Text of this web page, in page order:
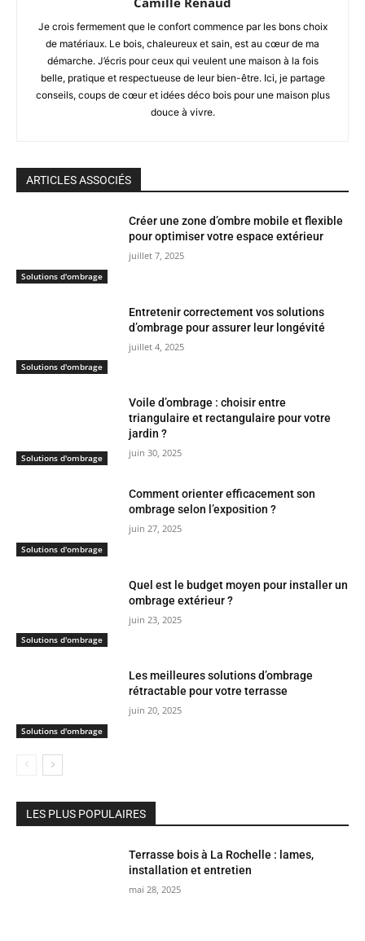
Je crois fermement que le confort commence par les bons choix
de matériaux. Le bois, chaleureux et sain, est au cœur de ma
démarche. J’écris pour ceux qui veulent une maison à la fois
belle, pratique et respectueuse de leur bien-être. Ici, je partage
conseils, coups de cœur et idées déco bois pour une maison plus
douce à vivre.
ARTICLES ASSOCIÉS
Solutions d'ombrage
Créer une zone d’ombre mobile et flexible
pour optimiser votre espace extérieur
juillet 7, 2025
Solutions d'ombrage
Entretenir correctement vos solutions
d’ombrage pour assurer leur longévité
juillet 4, 2025
Solutions d'ombrage
Voile d’ombrage : choisir entre
triangulaire et rectangulaire pour votre
jardin ?
juin 30, 2025
Solutions d'ombrage
Comment orienter efficacement son
ombrage selon l’exposition ?
juin 27, 2025
Solutions d'ombrage
Quel est le budget moyen pour installer un
ombrage extérieur ?
juin 23, 2025
Solutions d'ombrage
Les meilleures solutions d’ombrage
rétractable pour votre terrasse
juin 20, 2025
LES PLUS POPULAIRES
Terrasse bois à La Rochelle : lames,
installation et entretien
mai 28, 2025